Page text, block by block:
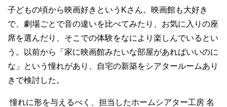
子どもの頃から映画好きというKさん。映画館も大好き
で、劇場ごとで音の違いを比べてみたり、お気に入りの座
席を選んだり、そこでの体験をなにより楽しんでいるとい
う。以前から「家に映画館みたいな部屋があればいいのに
な」という憧れがあり、自宅の新築をシアタールームあり
きで検討した。
憧れに形を与えるべく、担当したホームシアター工房 名